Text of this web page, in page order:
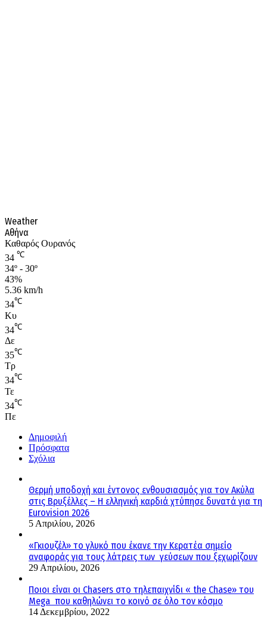
Weather
Αθήνα
Καθαρός Ουρανός
34 ℃
34º - 30º
43%
5.36 km/h
34℃
Κυ
34℃
Δε
35℃
Τρ
34℃
Τε
34℃
Πε
Δημοφιλή
Πρόσφατα
Σχόλια
Θερμή υποδοχή και έντονος ενθουσιασμός για τον Ακύλα
στις Βρυξέλλες – Η ελληνική καρδιά χτύπησε δυνατά για τη
Eurovision 2026
5 Απριλίου, 2026
«Γκιουζέλ» το γλυκό που έκανε την Κερατέα σημείο
αναφοράς για τους λάτρεις των γεύσεων που ξεχωρίζουν
29 Απριλίου, 2026
Ποιοι είναι οι Chasers στο τηλεπαιχνίδι « the Chase» του
Mega που καθηλώνει το κοινό σε όλο τον κόσμο
14 Δεκεμβρίου, 2022